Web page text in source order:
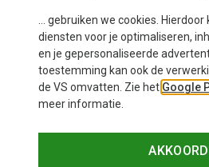
... gebruiken we cookies.
diensten voor je optimaliseren,
en je gepersonaliseerde
toestemming kan ook de
de VS omvatten. Zie het Google
meer informatie.
AKKOORD